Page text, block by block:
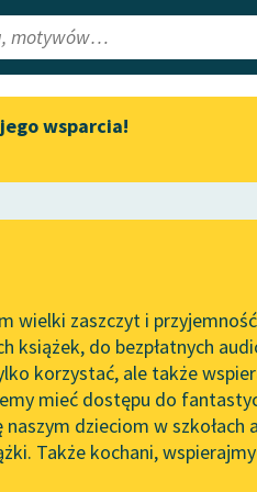
Alicja Horn” do
skandynawskiej
z Katarzyną Tunkiel
Oslo
lata temu zmarł Joseph
wsparcia!
wielki zaszczyt i
książek, do bezpłatnych
korzystać, ale także
mieć dostępu do
dzieciom w
Także kochani,
praw